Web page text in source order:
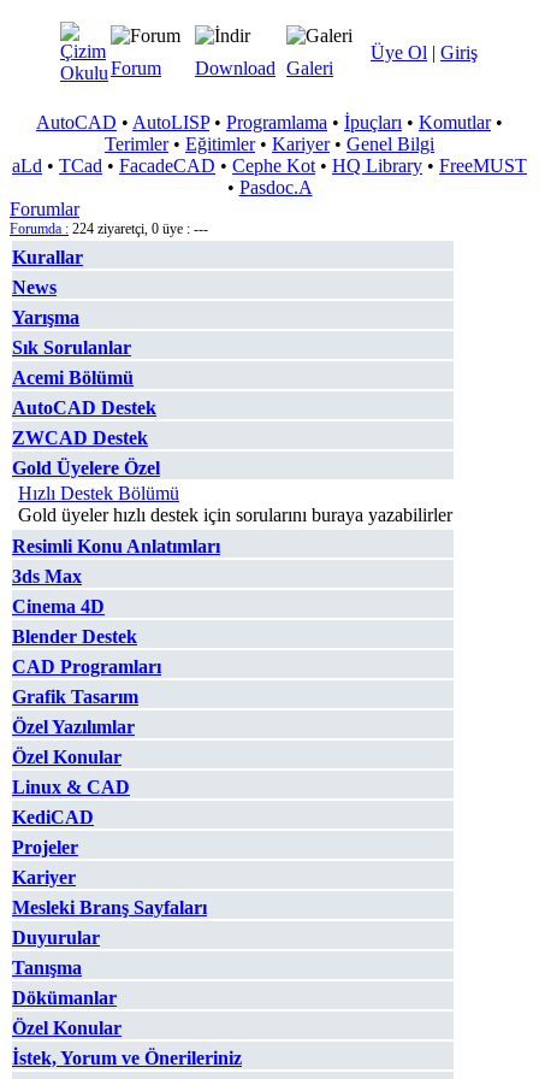
Üye Ol | Giriş
Forum Download Galeri
AutoCAD • AutoLISP• Programlama • İpuçları • Komutlar•
Terimler• Eğitimler• Kariyer• Genel Bilgi
aLd • TCad • FacadeCAD • Cephe Kot • HQ Library • FreeMUST
• Pasdoc.A
Forumlar
Forumda : 224 ziyaretçi, 0 üye : ---
Kurallar
News
Yarışma
Sık Sorulanlar
Acemi Bölümü
AutoCAD Destek
ZWCAD Destek
Gold Üyelere Özel
Hızlı Destek Bölümü
Gold üyeler hızlı destek için sorularını buraya yazabilirler
Resimli Konu Anlatımları
3ds Max
Cinema 4D
Blender Destek
CAD Programları
Grafik Tasarım
Özel Yazılımlar
Özel Konular
Linux & CAD
KediCAD
Projeler
Kariyer
Mesleki Branş Sayfaları
Duyurular
Tanışma
Dökümanlar
Özel Konular
İstek, Yorum ve Önerileriniz